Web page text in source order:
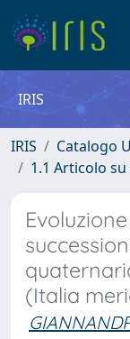
IRIS
IRIS Catalogo
1.1 Articolo su
(Italia